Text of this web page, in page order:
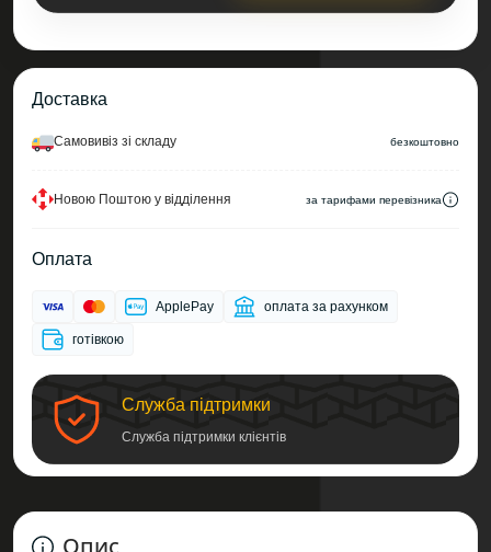
Доставка
Самовивіз зі складу безкоштовно
Новою Поштою у відділення за тарифами перевізника
Оплата
ApplePay оплата за рахунком
готівкою
Служба підтримки
Служба підтримки клієнтів
Опис